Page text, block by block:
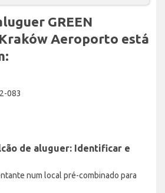
GREEN
Aeroporto está
083
de aluguer: Identificar e
num local pré-combinado para